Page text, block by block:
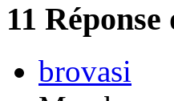
11 Réponse
brovasi